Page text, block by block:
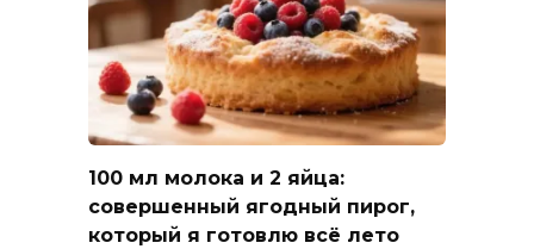
100 мл молока и 2 яйца:
совершенный ягодный пирог,
который я готовлю всё лето